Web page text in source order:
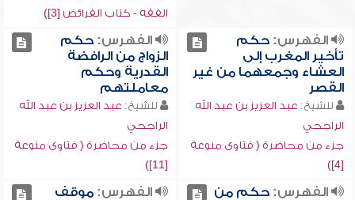
الفقه - كتاب الفرائض [3])
الفهرس:حكم
تأخير المغرب إلى
العشاء وجمعهما من غير
القصر
للشيخ: عبد العزيز بن عبد الله
الراجحي
جزء من محاضرة ( فتاوى منوعة
[4])
الفهرس:حكم
الزواج من الرافضة
القدرية وحكم
معاملتهم
للشيخ: عبد العزيز بن عبد الله
الراجحي
جزء من محاضرة ( فتاوى منوعة
[11])
الفهرس:حكم من
الفهرس:موقف